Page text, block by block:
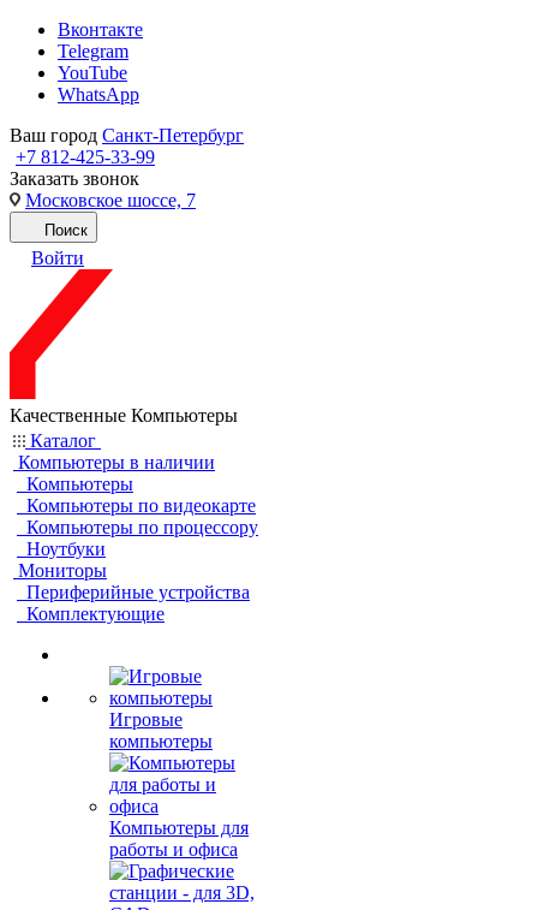
Вконтакте
Telegram
YouTube
WhatsApp
Ваш город Санкт-Петербург
+7 812-425-33-99
Заказать звонок
Московское шоссе, 7
Поиск
Войти
Качественные Компьютеры
Каталог
Компьютеры в наличии
Компьютеры
Компьютеры по видеокарте
Компьютеры по процессору
Ноутбуки
Мониторы
Периферийные устройства
Комплектующие
Игровые
компьютеры
Компьютеры для
работы и офиса